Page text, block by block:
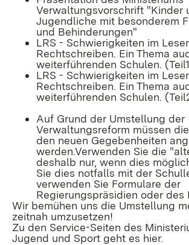
Verwaltungsvorschrift "Kinder
Jugendliche mit besonderem
und Behinderungen"
LRS - Schwierigkeiten im
Rechtschreiben. Ein Thema
weiterführenden Schulen.
LRS - Schwierigkeiten im
Rechtschreiben. Ein Thema
weiterführenden Schulen.
Auf Grund der Umstellung der
Verwaltungsreform müssen
den neuen Gegebenheiten
werden.Verwenden Sie die
deshalb nur, wenn dies
Sie dies notfalls mit der
verwenden Sie Formulare der
Regierungspräsidien oder des
Wir bemühen uns die Umstellung
zeitnah umzusetzen!
Zu den Service-Seiten des
Jugend und Sport geht es hier.